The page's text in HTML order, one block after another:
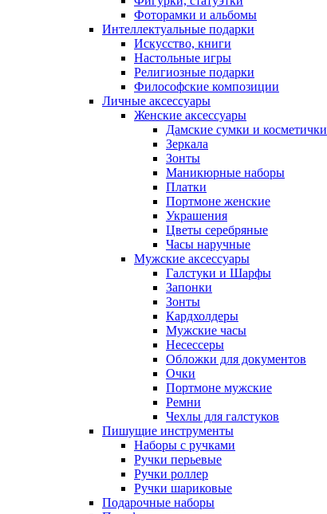
Фоторамки и альбомы
Интеллектуальные подарки
Искусство, книги
Настольные игры
Религиозные подарки
Философские композиции
Личные аксессуары
Женские аксессуары
Дамские сумки и косметички
Зеркала
Зонты
Маникюрные наборы
Платки
Портмоне женские
Украшения
Цветы серебряные
Часы наручные
Мужские аксессуары
Галстуки и Шарфы
Запонки
Зонты
Кардхолдеры
Мужские часы
Несессеры
Обложки для документов
Очки
Портмоне мужские
Ремни
Чехлы для галстуков
Пишущие инструменты
Наборы с ручками
Ручки перьевые
Ручки роллер
Ручки шариковые
Подарочные наборы